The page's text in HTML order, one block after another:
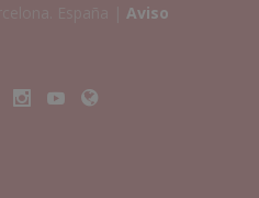
Aviso